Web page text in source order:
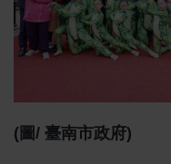
(圖/ 臺南市政府)